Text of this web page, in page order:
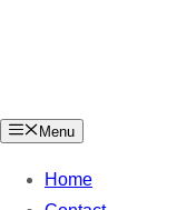
Menu
Home